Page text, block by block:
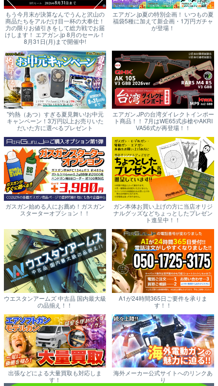
もう今月末が決算なんでうんと沢山の
商品たちをアルだけ目一杯の大奉仕！
力の限りお値引きをして総力戦でお届
けします！ エアガン.jp 8月のセール！
8月31日(月)まで開催中!
エアガン.jp夏の特別企画！ いつもの夏
福袋5種に加えて新企画・1万円ガチャ
が登場！
"灼熱（あつ）すぎる夏見舞い!お中元
キャンペーン！3万円以上お売りいた
だいた方に選べるプレゼント
エアガン.JPの台湾ダイレクトインポー
ト商品！！ 7月はWE65式歩槍やAKRI
VA56式が再登場！！
ガスガン始める人にお薦め！ガスガン
スターターオプション！！
ガン本体お買い上げの方に当店オリジ
ナルグッズなどちょっとしたプレゼン
ト進呈中！！
ウエスタンアームズ 中古品 国内最大級
の品揃え！！
A1が24時間365日ご要件を承りま
す！！
出張などによる大量買取も対応しま
す！
海外メーカー公式サイトへのリンクあ
り